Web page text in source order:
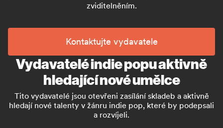
zviditelněním.
Kontaktujte vydavatele
Vydavatelé indie popu aktivně
hledající nové umělce
Tito vydavatelé jsou otevřeni zasílání skladeb a aktivně
hledají nové talenty v žánru indie pop, které by podepsali
a rozvíjeli.